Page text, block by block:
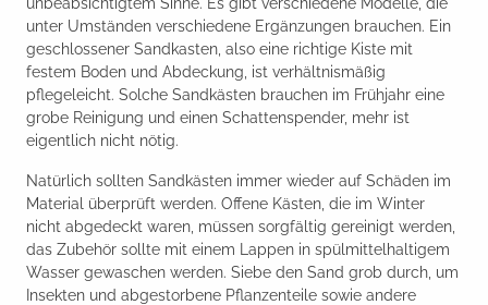
unter Umständen verschiedene Ergänzungen brauchen. Ein
geschlossener Sandkasten, also eine richtige Kiste mit
festem Boden und Abdeckung, ist verhältnismäßig
pflegeleicht. Solche Sandkästen brauchen im Frühjahr eine
grobe Reinigung und einen Schattenspender, mehr ist
eigentlich nicht nötig.
Natürlich sollten Sandkästen immer wieder auf Schäden im
Material überprüft werden. Offene Kästen, die im Winter
nicht abgedeckt waren, müssen sorgfältig gereinigt werden,
das Zubehör sollte mit einem Lappen in spülmittelhaltigem
Wasser gewaschen werden. Siebe den Sand grob durch, um
Insekten und abgestorbene Pflanzenteile sowie andere